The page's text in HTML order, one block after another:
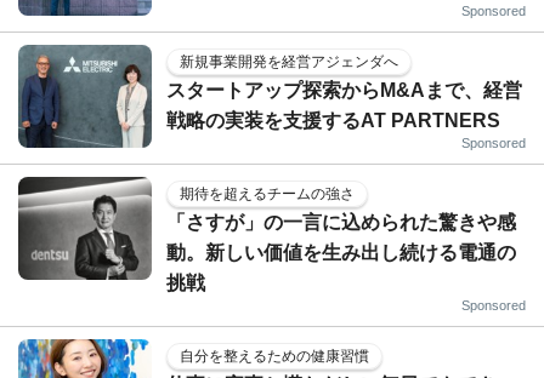
Sponsored
新規事業開発を経営アジェンダへ
スタートアップ探索からM&Aまで、経営
戦略の実装を支援するAT PARTNERS
Sponsored
期待を超えるチームの強さ
「さすが」の一言に込められた驚きや感
動。新しい価値を生み出し続ける電通の
挑戦
Sponsored
自分を整えるための健康習慣